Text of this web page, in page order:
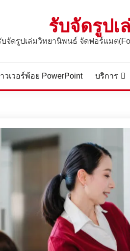
รับจัดรูปเ
บจัดรูปเล่มวิทยานิพนธ์ จัดฟอร์แมต
วเวอร์พ้อย PowerPoint บริการ